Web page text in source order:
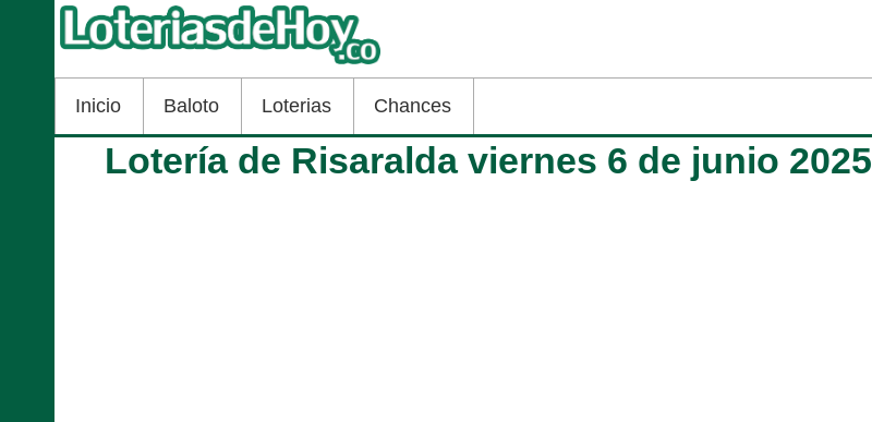
Inicio Baloto Loterias Chances
Lotería de Risaralda viernes 6 de junio 2025